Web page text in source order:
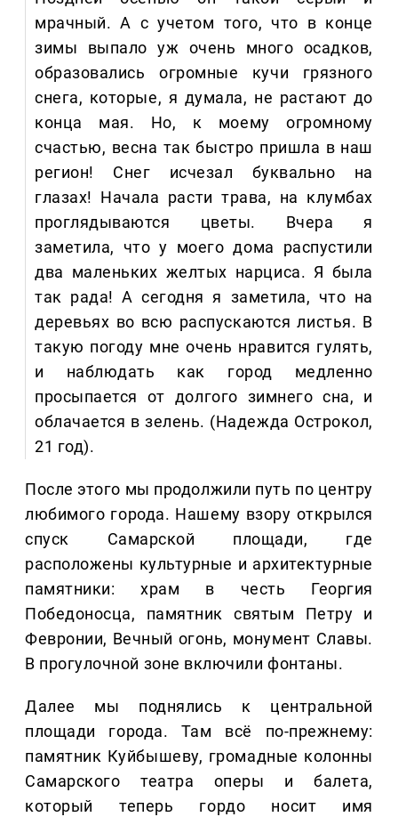
мрачный. А с учетом того, что в конце
зимы выпало уж очень много осадков,
образовались огромные кучи грязного
снега, которые, я думала, не растают до
конца мая. Но, к моему огромному
счастью, весна так быстро пришла в наш
регион! Снег исчезал буквально на
глазах! Начала расти трава, на клумбах
проглядываются цветы. Вчера я
заметила, что у моего дома распустили
два маленьких желтых нарциса. Я была
так рада! А сегодня я заметила, что на
деревьях во всю распускаются листья. В
такую погоду мне очень нравится гулять,
и наблюдать как город медленно
просыпается от долгого зимнего сна, и
облачается в зелень. (Надежда Острокол,
21 год).
После этого мы продолжили путь по центру
любимого города. Нашему взору открылся
спуск Самарской площади, где
расположены культурные и архитектурные
памятники: храм в честь Георгия
Победоносца, памятник святым Петру и
Февронии, Вечный огонь, монумент Славы.
В прогулочной зоне включили фонтаны.
Далее мы поднялись к центральной
площади города. Там всё по-прежнему:
памятник Куйбышеву, громадные колонны
Самарского театра оперы и балета,
который теперь гордо носит имя